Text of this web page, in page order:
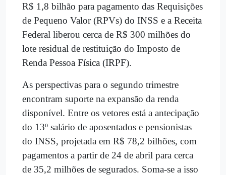
R$ 1,8 bilhão para pagamento das Requisições
de Pequeno Valor (RPVs) do INSS e a Receita
Federal liberou cerca de R$ 300 milhões do
lote residual de restituição do Imposto de
Renda Pessoa Física (IRPF).
As perspectivas para o segundo trimestre
encontram suporte na expansão da renda
disponível. Entre os vetores está a antecipação
do 13º salário de aposentados e pensionistas
do INSS, projetada em R$ 78,2 bilhões, com
pagamentos a partir de 24 de abril para cerca
de 35,2 milhões de segurados. Soma-se a isso